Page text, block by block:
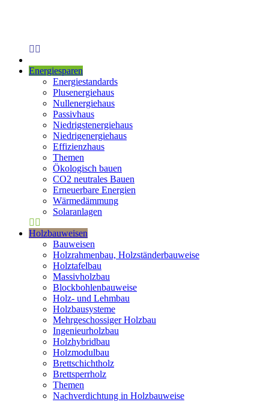
Energiesparen
Energiestandards
Plusenergiehaus
Nullenergiehaus
Passivhaus
Niedrigstenergiehaus
Niedrigenergiehaus
Effizienzhaus
Themen
Ökologisch bauen
CO2 neutrales Bauen
Erneuerbare Energien
Wärmedämmung
Solaranlagen
Holzbauweisen
Bauweisen
Holzrahmenbau, Holzständerbauweise
Holztafelbau
Massivholzbau
Blockbohlenbauweise
Holz- und Lehmbau
Holzbausysteme
Mehrgeschossiger Holzbau
Ingenieurholzbau
Holzhybridbau
Holzmodulbau
Brettschichtholz
Brettsperrholz
Themen
Nachverdichtung in Holzbauweise